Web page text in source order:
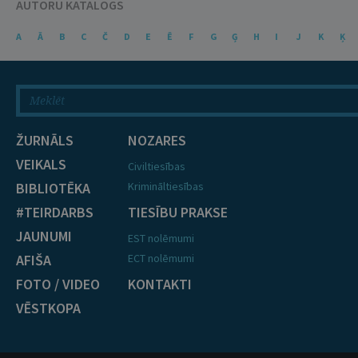
AUTORU KATALOGS
A Ā B C Č D E Ē F G Ģ H I J K Ķ
ŽURNĀLS
VEIKALS
BIBLIOTĒKA
#TEIRDARBS
JAUNUMI
AFIŠA
FOTO / VIDEO
VĒSTKOPA
NOZARES
Civiltiesības
Krimināltiesības
TIESĪBU PRAKSE
EST nolēmumi
ECT nolēmumi
KONTAKTI